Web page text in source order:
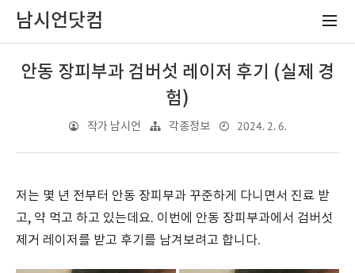
남시언닷컴
안동 장피부과 검버섯 레이저 후기 (실제 경
험)
작가 남시언 각종정보 2024. 2. 6.
저는 몇 년 전부터 안동 장피부과 꾸준하게 다니면서 진료 받
고, 약 먹고 하고 있는데요. 이번에 안동 장피부과에서 검버섯
제거 레이저를 받고 후기를 남겨보려고 합니다.